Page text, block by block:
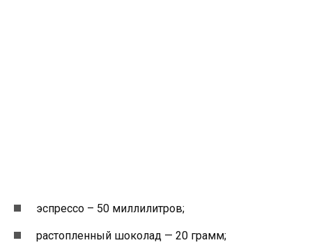
эспрессо – 50 миллилитров;
растопленный шоколад — 20 грамм;